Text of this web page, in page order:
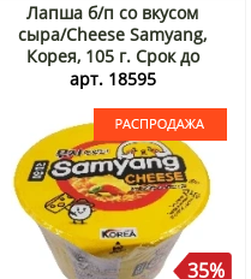
Лапша б/п со вкусом
сыра/Cheese Samyang,
Корея, 105 г. Срок до
29.09.2026. Распродажа
арт. 18595
35%